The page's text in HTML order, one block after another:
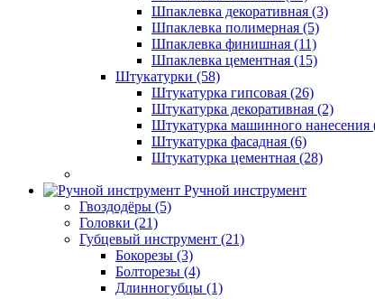
Шпаклевка декоративная (3)
Шпаклевка полимерная (5)
Шпаклевка финишная (11)
Шпаклевка цементная (15)
Штукатурки (58)
Штукатурка гипсовая (26)
Штукатурка декоративная (2)
Штукатурка машинного нанесения
Штукатурка фасадная (6)
Штукатурка цементная (28)
Ручной инструмент
Гвоздодёры (5)
Головки (21)
Губцевый инструмент (21)
Бокорезы (3)
Болторезы (4)
Длинногубцы (1)